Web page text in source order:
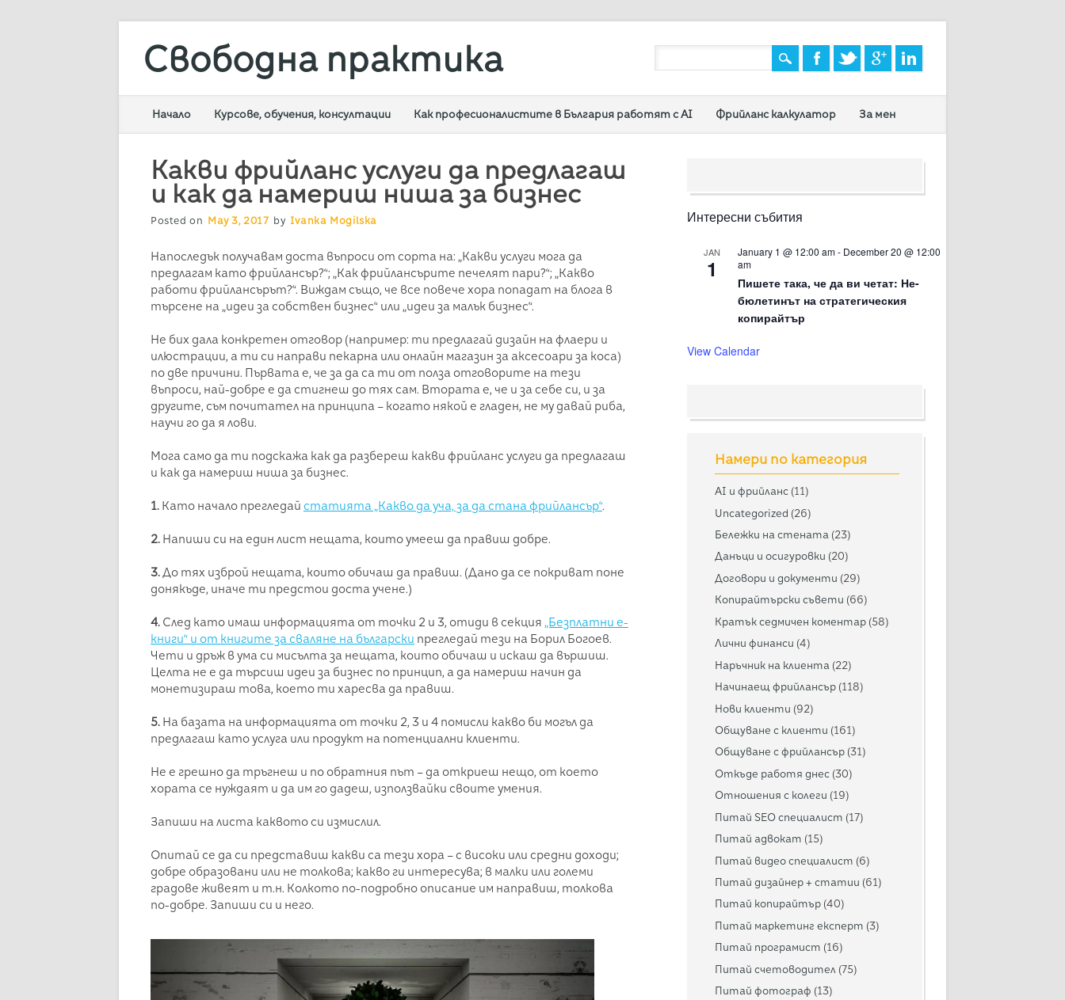
Свободна практика
Main menu
content
Начало Курсове, обучения, консултации Как професионалистите в България работят с AI Фрийланс калкулатор За мен
Какви фрийланс услуги да предлагаш
и как да намериш ниша за бизнес
Posted on May 3, 2017 by Ivanka Mogilska
Напоследък получавам доста въпроси от сорта на: „Какви услуги мога да
предлагам като фрийлансър?“; „Как фрийлансърите печелят пари?“; „Какво
работи фрийлансърът?“. Виждам също, че все повече хора попадат на блога в
търсене на „идеи за собствен бизнес“ или „идеи за малък бизнес“.
Не бих дала конкретен отговор (например: ти предлагай дизайн на флаери и
илюстрации, а ти си направи пекарна или онлайн магазин за аксесоари за коса)
по две причини. Първата е, че за да са ти от полза отговорите на тези
въпроси, най-добре е да стигнеш до тях сам. Втората е, че и за себе си, и за
другите, съм почитател на принципа – когато някой е гладен, не му давай риба,
научи го да я лови.
Мога само да ти подскажа как да разбереш какви фрийланс услуги да предлагаш
и как да намериш ниша за бизнес.
1. Като начало прегледай статията „Какво да уча, за да стана фрийлансър“.
2. Напиши си на един лист нещата, които умееш да правиш добре.
3.До тях изброй нещата, които обичаш да правиш. (Дано да се покриват поне
донякъде, иначе ти предстои доста учене.)
4. След като имаш информацията от точки 2 и 3, отиди в секция „Безплатни е-
книги“ и от книгите за сваляне на български прегледай тези на Борил Богоев.
Чети и дръж в ума си мисълта за нещата, които обичаш и искаш да вършиш.
Целта не е да търсиш идеи за бизнес по принцип, а да намериш начин да
монетизираш това, което ти харесва да правиш.
5. На базата на информацията от точки 2, 3 и 4 помисли какво би могъл да
предлагаш като услуга или продукт на потенциални клиенти.
Не е грешно да тръгнеш и по обратния път – да откриеш нещо, от което
хората се нуждаят и да им го дадеш, използвайки своите умения.
Запиши на листа каквото си измислил.
Опитай се да си представиш какви са тези хора – с високи или средни доходи;
добре образовани или не толкова; какво ги интересува; в малки или големи
градове живеят и т.н. Колкото по-подробно описание им направиш, толкова
по-добре. Запиши си и него.
Интересни събития
JAN
1
January 1 @ 12:00 am- December 20 @ 12:00
am
Пишете така, че да ви четат: Не-
бюлетинът на стратегическия
копирайтър
View Calendar
Намери по категория
AI и фрийланс (11)
Uncategorized (26)
Бележки на стената (23)
Данъци и осигуровки (20)
Договори и документи (29)
Копирайтърски съвети (66)
Кратък седмичен коментар (58)
Лични финанси (4)
Наръчник на клиента (22)
Начинаещ фрийлансър (118)
Нови клиенти (92)
Общуване с клиенти (161)
Общуване с фрийлансър (31)
Откъде работя днес (30)
Отношения с колеги (19)
Питай SEO специалист (17)
Питай адвокат (15)
Питай видео специалист (6)
Питай дизайнер + статии (61)
Питай копирайтър (40)
Питай маркетинг експерт (3)
Питай програмист (16)
Питай счетоводител (75)
Питай фотограф (13)